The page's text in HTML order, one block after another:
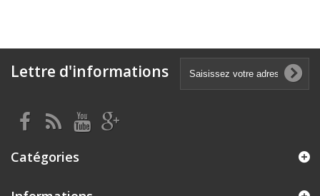
Lettre d'informations
Catégories